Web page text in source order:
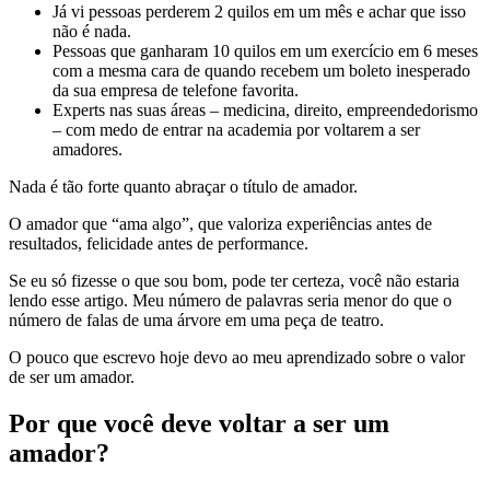
Já vi pessoas perderem 2 quilos em um mês e achar que isso
não é nada.
Pessoas que ganharam 10 quilos em um exercício em 6 meses
com a mesma cara de quando recebem um boleto inesperado
da sua empresa de telefone favorita.
Experts nas suas áreas – medicina, direito, empreendedorismo
– com medo de entrar na academia por voltarem a ser
amadores.
Nada é tão forte quanto abraçar o título de amador.
O amador que “ama algo”, que valoriza experiências antes de
resultados, felicidade antes de performance.
Se eu só fizesse o que sou bom, pode ter certeza, você não estaria
lendo esse artigo. Meu número de palavras seria menor do que o
número de falas de uma árvore em uma peça de teatro.
O pouco que escrevo hoje devo ao meu aprendizado sobre o valor
de ser um amador.
Por que você deve voltar a ser um
amador?